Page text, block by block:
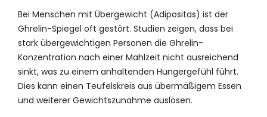
Bei Menschen mit Übergewicht (Adipositas) ist der
Ghrelin-Spiegel oft gestört. Studien zeigen, dass bei
stark übergewichtigen Personen die Ghrelin-
Konzentration nach einer Mahlzeit nicht ausreichend
sinkt, was zu einem anhaltenden Hungergefühl führt.
Dies kann einen Teufelskreis aus übermäßigem Essen
und weiterer Gewichtszunahme auslösen.